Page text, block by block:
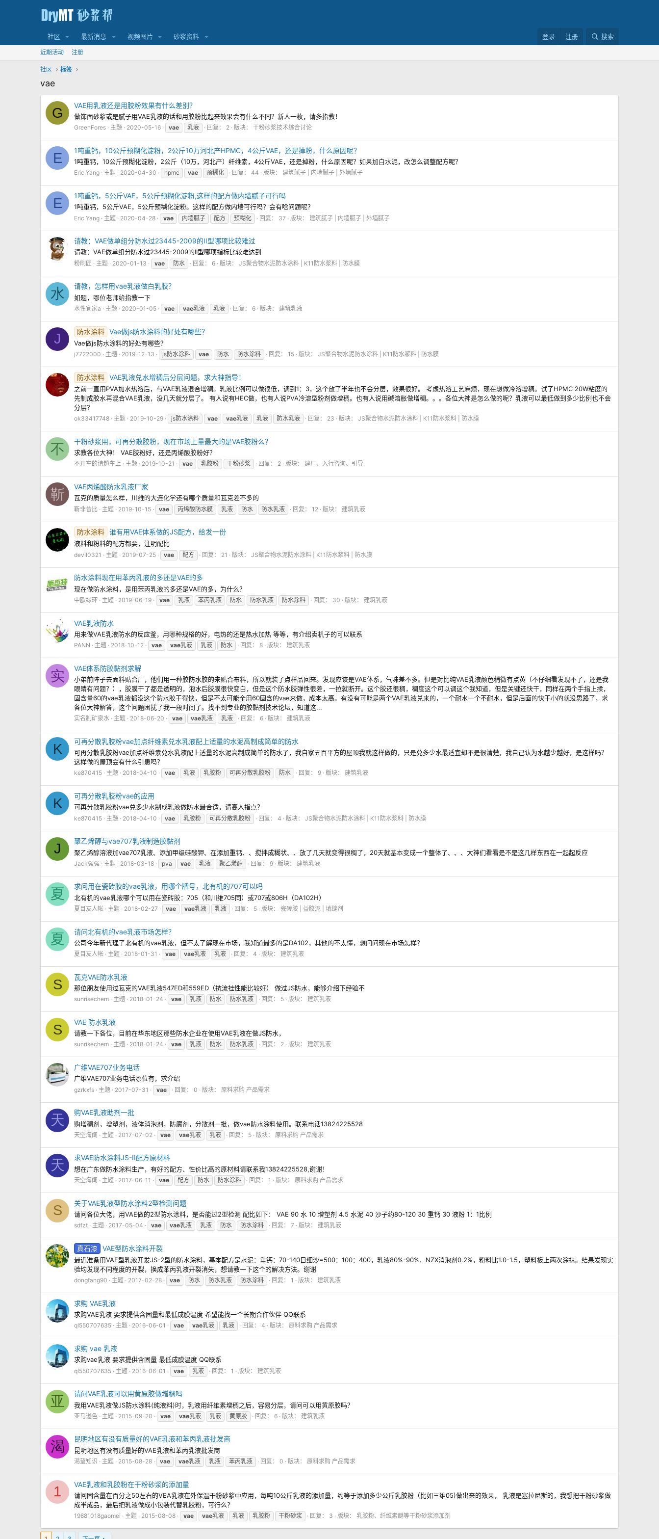
社区 最新消息 视频图片 砂浆资料 登录 注册 搜索
近期活动 注册
社区 标签
vae
G VAE用乳液还是用胶粉效果有什么差别？
做饰面砂浆或是腻子用VAE乳液的话和用胶粉比起来效果会有什么不同？新人一枚，请多指教！
GreenFores 主题 2020-05-16 vae 乳液 回复： 2 版块： 干粉砂浆技术综合讨论
E 1吨重钙，10公斤预糊化淀粉，2公斤10万河北产HPMC，4公斤VAE，还是掉粉，什么原因呢？
1吨重钙，10公斤预糊化淀粉，2公斤（10万，河北产）纤维素，4公斤VAE，还是掉粉，什么原因呢？如果加白水泥，改怎么调整配方呢？
Eric Yang 主题 2020-04-30 hpmc vae 预糊化 回复： 44 版块： 建筑腻子 | 内墙腻子 | 外墙腻子
E 1吨重钙，5公斤VAE，5公斤预糊化淀粉,这样的配方做内墙腻子可行吗
1吨重钙，5公斤VAE，5公斤预糊化淀粉。这样的配方做内墙可行吗？会有啥问题呢？
Eric Yang 主题 2020-04-28 vae 内墙腻子 配方 预糊化 回复： 37 版块： 建筑腻子 | 内墙腻子 | 外墙腻子
请教：VAE做单组分防水过23445-2009的II型哪项比较难过
请教：VAE做单组分防水过23445-2009的II型哪项指标比较难达到
粉刷匠 主题 2020-01-13 vae 防水 回复： 6 版块： JS聚合物水泥防水涂料 | K11防水浆料 | 防水膜
水 请教，怎样用vae乳液做白乳胶？
如题，哪位老师给指教一下
水性宜家a 主题 2020-01-05 vae vae乳液 乳液 回复： 6 版块： 建筑乳液
J 防水涂料 Vae做js防水涂料的好处有哪些？
Vae做js防水涂料的好处有哪些？
j7722000 主题 2019-12-13 js防水涂料 vae 防水 防水涂料 回复： 15 版块： JS聚合物水泥防水涂料 | K11防水浆料 | 防水膜
防水涂料 VAE乳液兑水增稠后分层问题，求大神指导！
之前一直用PVA加水热溶后，与VAE乳液混合增稠。乳液比例可以做很低，调到1：3，这个放了半年也不会分层，效果很好。 考虑热溶工艺麻烦，现在想做冷溶增稠。试了HPMC 20W粘度的
先制成胶水再混合VAE乳液，没几天就分层了。 有人说有HEC做，也有人说PVA冷溶型粉剂做增稠。也有人说用碱溶胀做增稠。。。各位大神是怎么做的呢？乳液可以最低做到多少比例也不会
分层？
ok33417748 主题 2019-10-29 js防水涂料 vae vae乳液 乳液 防水乳液 回复： 23 版块： JS聚合物水泥防水涂料 | K11防水浆料 | 防水膜
不 干粉砂浆用，可再分散胶粉，现在市场上量最大的是VAE胶粉么？
求教各位大神！ VAE胶粉好，还是丙烯酸胶粉好？
不开车的请趟车上 主题 2019-10-21 vae 乳胶粉 干粉砂浆 回复： 2 版块： 建厂、入行咨询、引导
靳 VAE丙烯酸防水乳液厂家
瓦克的质量怎么样，川维的大连化学还有哪个质量和瓦克差不多的
靳非昔比 主题 2019-10-15 vae 丙烯酸防水膜 乳液 防水 防水乳液 回复： 12 版块： 建筑乳液
防水涂料 谁有用VAE体系做的JS配方，给发一份
液料和粉料的配方都要，注明配比
devil0321 主题 2019-07-25 vae 配方 回复： 21 版块： JS聚合物水泥防水涂料 | K11防水浆料 | 防水膜
防水涂料现在用苯丙乳液的多还是VAE的多
现在做防水涂料，是用苯丙乳液的多还是VAE的多，为什么？
中欧绿环 主题 2019-06-19 vae 乳液 苯丙乳液 防水 防水乳液 防水涂料 回复： 30 版块： 建筑乳液
VAE乳液防水
用来做VAE乳液防水的反应釜，用哪种规格的好，电热的还是热水加热 等等，有介绍卖机子的可以联系
PANN 主题 2018-10-12 vae vae乳液 乳液 防水 回复： 8 版块： 建筑乳液
实 VAE体系防胶黏剂求解
小弟前阵子去面料贴合厂，他们用一种胶防水胶的来贴合布料，所以就装了点样品回来。发现应该是VAE体系，气味差不多。但是对比纯VAE乳液颜色稍微有点黄（不仔细看发现不了，还是我
眼睛有问题？），胶膜干了都是透明的，泡水后胶膜很快变白，但是这个防水胶弹性很差，一拉就断开。这个胶还很稠，稠度这个可以调这个我知道，但是关键还快干，同样在两个手指上揉，
固含量60的vae乳液都没这个防水胶干得快，但是不太可能全用60固含的vae来做，成本太高。有没有可能是两个VAE乳液兑来的，一个耐水一个不耐水，但是后面的快干小的就没思路了，求
各位大神解答，这个问题困扰了我一段时间了。找不到专业的胶黏剂技术论坛，知道这...
实名制矿泉水 主题 2018-06-20 vae vae乳液 乳液 回复： 6 版块： 建筑乳液
K 可再分散乳胶粉vae加点纤维素兑水乳液配上适量的水泥高制成简单的防水
可再分散乳胶粉vae加点纤维素兑水乳液配上适量的水泥高制成简单的防水了，我自家五百平方的屋顶我就这样做的，只是兑多少水最适宜却不是很清楚，我自己认为水越少越好，是这样吗？
这样做的屋顶会有什么引患吗？
ke870415 主题 2018-04-10 vae 乳液 乳胶粉 可再分散乳胶粉 防水 回复： 9 版块： 建筑乳液
K 可再分散乳胶粉vae的应用
可再分散乳胶粉vae兑多少水制成乳液做防水最合适，请高人指点？
ke870415 主题 2018-04-10 vae 乳胶粉 可再分散乳胶粉 回复： 4 版块： JS聚合物水泥防水涂料 | K11防水浆料 | 防水膜
J 聚乙烯醇与vae707乳液制造胶黏剂
聚乙烯醇溶液加vae707乳液、添加甲级硅酸钾、在添加重钙、、搅拌成糊状、、放了几天就变得很稠了，20天就基本变成一个整体了、、、大神们看看是不是这几样东西在一起起反应
Jack强强 主题 2018-03-18 pva vae 乳液 聚乙烯醇 回复： 9 版块： 建筑乳液
夏 求问用在瓷砖胶的vae乳液，用哪个牌号，北有机的707可以吗
北有机的vae乳液哪个可以用在瓷砖胶：705（和川维705同）或707或806H（DA102H）
夏目友人帐 主题 2018-02-27 vae vae乳液 乳液 回复： 5 版块： 瓷砖胶 | 益胶泥 | 填缝剂
夏 请问北有机的vae乳液市场怎样？
公司今年新代理了北有机的vae乳液，但不太了解现在市场，我知道最多的是DA102，其他的不太懂，想问问现在市场怎样？
夏目友人帐 主题 2018-01-31 vae vae乳液 乳液 回复： 4 版块： 建筑乳液
S 瓦克VAE防水乳液
那位朋友使用过瓦克的VAE乳液547ED和559ED（抗流挂性能比较好） 做过JS防水，能够介绍下经验不
sunrisechem 主题 2018-01-24 vae 乳液 防水 防水乳液 回复： 5 版块： 建筑乳液
S VAE 防水乳液
请教一下各位，目前在华东地区那些防水企业在使用VAE乳液在做JS防水，
sunrisechem 主题 2018-01-24 vae 乳液 防水 防水乳液 回复： 2 版块： 建筑乳液
广维VAE707业务电话
广维VAE707业务电话哪位有，求介绍
gzrkxfs 主题 2017-07-31 vae 回复： 0 版块： 原料求购 产品需求
天 购VAE乳液助剂一批
购增稠剂，增塑剂，液体消泡剂，防腐剂，分散剂一批，做vae防水涂料使用。联系电话13824225528
天空海阔 主题 2017-07-02 vae vae乳液 乳液 回复： 5 版块： 原料求购 产品需求
天 求VAE防水涂料JS-II配方原材料
想在广东做防水涂料生产，有好的配方、性价比高的原材料请联系我13824225528,谢谢！
天空海阔 主题 2017-06-11 vae 配方 防水 防水涂料 回复： 1 版块： 原料求购 产品需求
S 关于VAE乳液型防水涂料2型检测问题
请问各位大佬，用VAE做的2型防水涂料，是否能过2型检测 配比如下： VAE 90 水 10 增塑剂 4.5 水泥 40 沙子约80-120 30 重钙 30 液粉 1：1比例
sdfzt 主题 2017-05-04 vae vae乳液 乳液 防水 防水涂料 回复： 7 版块： 建筑乳液
真石漆 VAE型防水涂料开裂
最近准备用VAE型乳液开发JS-2型的防水涂料，基本配方是水泥：重钙：70-140目细沙=500：100：400，乳液80%-90%，NZX消泡剂0.2%，粉料比1.0-1.5，塑料板上两次涂抹。结果发现实
验均发现不同程度的开裂，换成苯丙乳液开裂消失，想请教一下这个的解决方法。谢谢
dongfang90 主题 2017-02-28 vae 防水 防水乳液 防水涂料 回复： 1 版块： 建筑乳液
求购 VAE乳液
求购VAE乳液 要求提供含固量和最低成膜温度 希望能找一个长期合作伙伴 QQ联系
ql550707635 主题 2016-06-01 vae vae乳液 乳液 回复： 4 版块： 原料求购 产品需求
求购 vae 乳液
求购vae乳液 要求提供含固量 最低成膜温度 QQ联系
ql550707635 主题 2016-06-01 vae 乳液 回复： 1 版块： 建筑乳液
亚 请问VAE乳液可以用黄原胶做增稠吗
我用VAE乳液做JS防水涂料(纯液料)时，乳液用纤维素增稠之后，容易分层，请问可以用黄原胶吗？
亚马逊色 主题 2015-09-20 vae vae乳液 乳液 黄原胶 回复： 6 版块： 建筑乳液
渴 昆明地区有没有质量好的VAE乳液和苯丙乳液批发商
昆明地区有没有质量好的VAE乳液和苯丙乳液批发商
渴望知识 主题 2015-08-28 vae vae乳液 乳液 苯丙乳液 回复： 0 版块： 原料求购 产品需求
1 VAE乳液和乳胶粉在干粉砂浆的添加量
请问固含量在百分之50左右的VEA乳液在外保温干粉砂浆中应用，每吨10公斤乳液的添加量，约等于添加多少公斤乳胶粉（比如三维05)做出来的效果， 乳液是塞拉尼斯的，我想把干粉砂浆做
成半成品，最后把乳液做成小包装代替乳胶粉，可行么？
19881018gaomei 主题 2015-08-08 vae vae乳液 乳液 乳胶粉 干粉砂浆 回复： 3 版块： 乳胶粉、纤维素醚等干粉砂浆添加剂